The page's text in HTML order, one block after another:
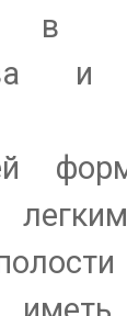
в
и